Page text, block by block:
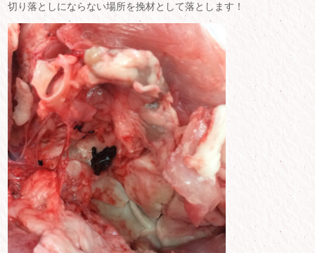
切り落としにならない場所を挽材として落とします！